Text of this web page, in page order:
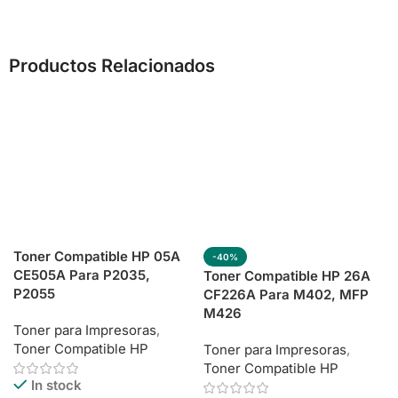
Productos Relacionados
Toner Compatible HP 05A
CE505A Para P2035,
P2055
Toner para Impresoras,
Toner Compatible HP
In stock
-40%
Toner Compatible HP 26A
CF226A Para M402, MFP
M426
Toner para Impresoras,
Toner Compatible HP